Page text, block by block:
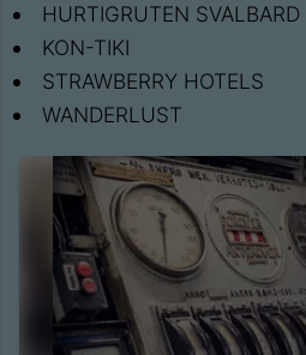
HURTIGRUTEN SVALBARD
KON-TIKI
STRAWBERRY HOTELS
WANDERLUST